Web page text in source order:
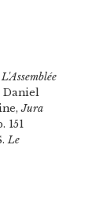
L'Assemblée
Daniel
Jura
151
Le